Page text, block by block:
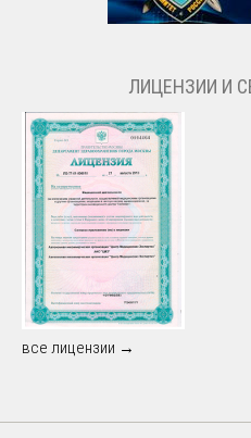
ЛИЦЕНЗИИ И
все лицензии →